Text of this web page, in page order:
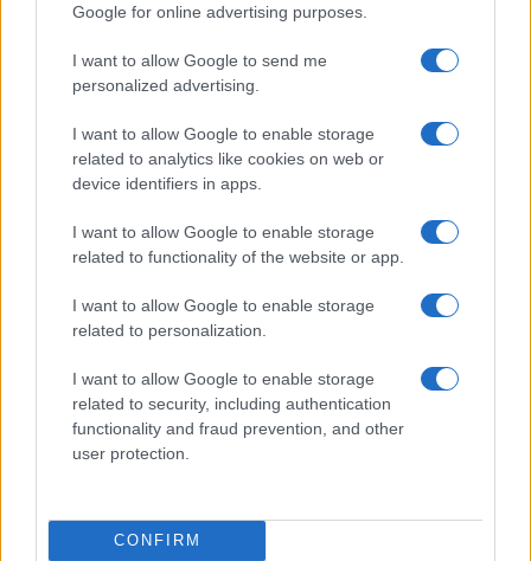
Google for online advertising purposes.
I want to allow Google to send me
personalized advertising.
I want to allow Google to enable storage
related to analytics like cookies on web or
device identifiers in apps.
I want to allow Google to enable storage
related to functionality of the website or app.
I want to allow Google to enable storage
related to personalization.
I want to allow Google to enable storage
related to security, including authentication
functionality and fraud prevention, and other
user protection.
CONFIRM
Όσον αφορά στη νέα υπο-παραλλαγή του στελέχους